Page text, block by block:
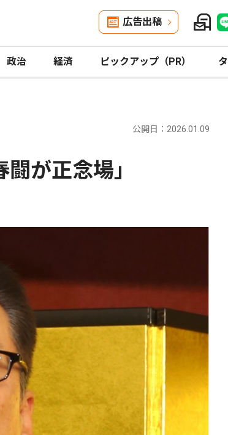
広告出稿
政治 経済 ピックアップ（PR）
公開日：2026.01.09
が正念場」